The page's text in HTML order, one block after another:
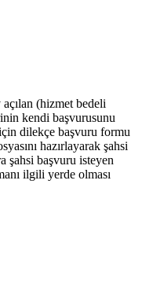
(hizmet bedeli
kendi başvurusunu
için dilekçe başvuru formu
hazırlayarak şahsi
şahsi başvuru isteyen
ilgili yerde olması